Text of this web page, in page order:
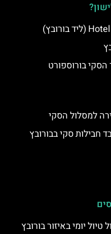
הסקי בורוספורט
למסלול הסקי
חבילות סקי בבורובץ
יומי באיזור בורובץ